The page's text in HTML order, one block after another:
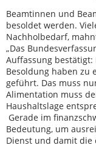
Beamtinnen und
besoldet werden.
Nachholbedarf,
„Das
Auffassung
Besoldung haben zu
geführt. Das muss
Alimentation muss
Haushaltslage
Gerade im
Bedeutung, um
Dienst und damit die